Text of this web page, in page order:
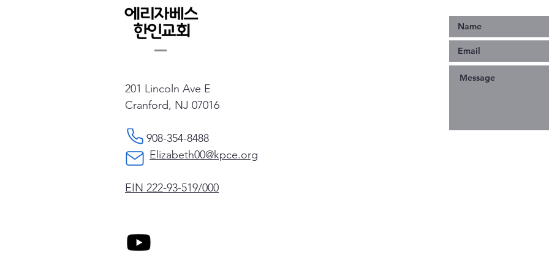
201 Lincoln Ave E
Cranford, NJ 07016
908-354-8488
Elizabeth00@kpce.org
EIN 222-93-519/000